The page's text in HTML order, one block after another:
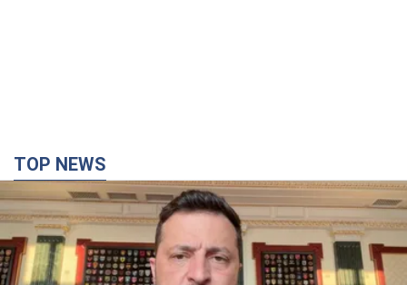
TOP NEWS